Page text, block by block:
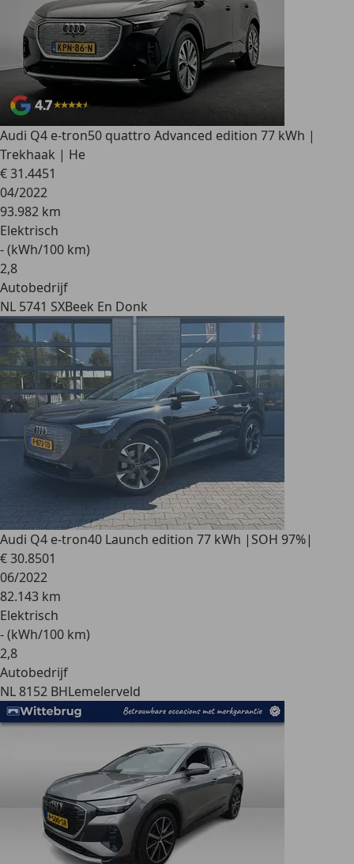
Audi Q4 e-tron50 quattro Advanced edition 77 kWh |
Trekhaak | He
€ 31.4451
04/2022
93.982 km
Elektrisch
- (kWh/100 km)
2,8
Autobedrijf
NL 5741 SXBeek En Donk
Audi Q4 e-tron40 Launch edition 77 kWh |SOH 97%|
€ 30.8501
06/2022
82.143 km
Elektrisch
- (kWh/100 km)
2,8
Autobedrijf
NL 8152 BHLemelerveld